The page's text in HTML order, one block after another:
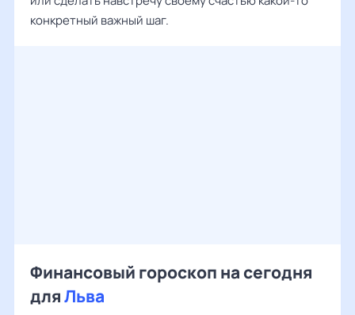
конкретный важный шаг.
Финансовый гороскоп на сегодня
дляЛьва